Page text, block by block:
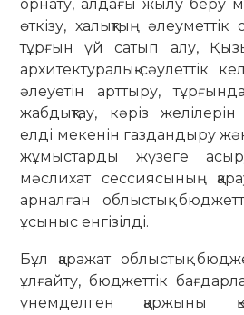
орнату, алдағы жылу беру
өткізу, халықтың
тұрғын үй сатып алу,
архитектуралық-сәулеттік
әлеуетін арттыру,
жабдықтау, кәріз желілерін
елді мекенін газдандыру
жұмыстарды жүзеге
мәслихат сессиясының
арналған облыстық
ұсыныс енгізілді.
Бұл қаражат облыстық
ұлғайту, бюджеттік
үнемделген қаржыны